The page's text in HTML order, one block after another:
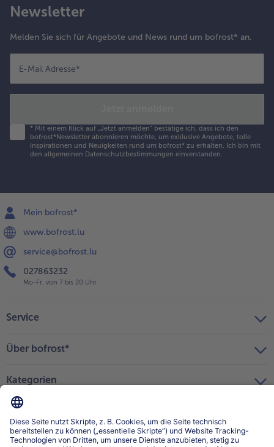
Newsletter
Melden Sie sich für Angebote und News rund um bofrost* an.
E-Mail Adresse*
* Mit einem Klick auf „Jetzt anmelden" bestätige ich, dass ich den
bofrost*Newsletter abonnieren möchte, um exklusive Angebote, tolle
Inspirationen und Neuigkeiten rund um bofrost* zu erhalten. Ich bin mit
den allgemeinen Datenschutzbestimmungen einverstanden.
Mein bofrost*
www.bofrost.lu
service@bofrost.lu
027863232
Mo-Fr. von 7 bis 20 Uhr
Service
Über bofrost*
Kategorien